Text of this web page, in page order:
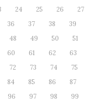
24 25 26
27
36 37 38
39
48 49 50
51
60 61 62
63
72 73 74
75
84 85 86
87
96 97 98
99